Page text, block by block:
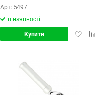
Арт: 5497
в наявності
Додати
Купити